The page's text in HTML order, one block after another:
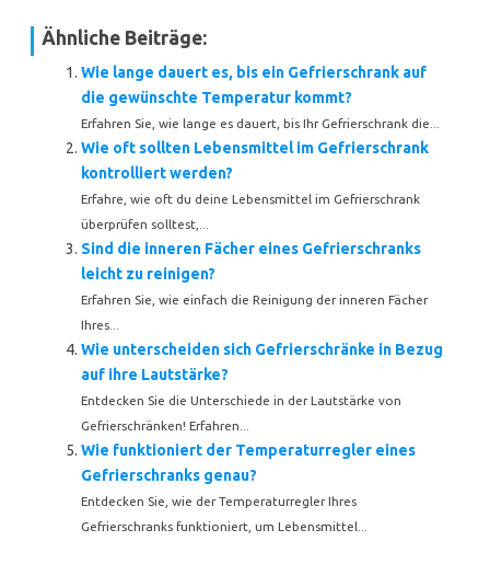
Ähnliche Beiträge:
Wie lange dauert es, bis ein Gefrierschrank auf
die gewünschte Temperatur kommt?
Erfahren Sie, wie lange es dauert, bis Ihr Gefrierschrank die...
Wie oft sollten Lebensmittel im Gefrierschrank
kontrolliert werden?
Erfahre, wie oft du deine Lebensmittel im Gefrierschrank
überprüfen solltest,...
Sind die inneren Fächer eines Gefrierschranks
leicht zu reinigen?
Erfahren Sie, wie einfach die Reinigung der inneren Fächer
Ihres...
Wie unterscheiden sich Gefrierschränke in Bezug
auf ihre Lautstärke?
Entdecken Sie die Unterschiede in der Lautstärke von
Gefrierschränken! Erfahren...
Wie funktioniert der Temperaturregler eines
Gefrierschranks genau?
Entdecken Sie, wie der Temperaturregler Ihres
Gefrierschranks funktioniert, um Lebensmittel...